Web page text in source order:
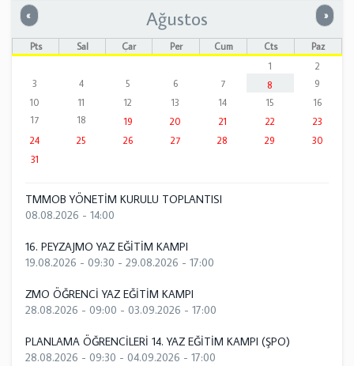
« Önceki »
Ağustos
Pts Sal Çar Per Cum Cts
Paz
1
2
3
4 5 6 7 8
9
10
11 12 13 14 15
16
17
18 19 20 21 22
23
24
25 26 27 28 29
30
31
TMMOB YÖNETİM KURULU TOPLANTISI
08.08.2026 - 14:00
16. PEYZAJMO YAZ EĞİTİM KAMPI
19.08.2026 - 09:30 - 29.08.2026 - 17:00
ZMO ÖĞRENCİ YAZ EĞİTİM KAMPI
28.08.2026 - 09:00 - 03.09.2026 - 17:00
PLANLAMA ÖĞRENCİLERİ 14. YAZ EĞİTİM KAMPI (ŞPO)
28.08.2026 - 09:30 - 04.09.2026 - 17:00